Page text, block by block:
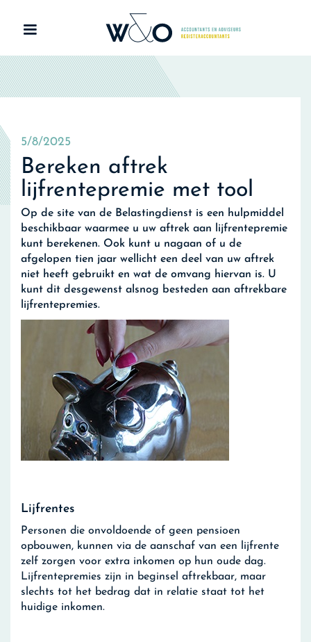
5/8/2025
Bereken aftrek
lijfrentepremie met tool
Op de site van de Belastingdienst is een hulpmiddel
beschikbaar waarmee u uw aftrek aan lijfrentepremie
kunt berekenen. Ook kunt u nagaan of u de
afgelopen tien jaar wellicht een deel van uw aftrek
niet heeft gebruikt en wat de omvang hiervan is. U
kunt dit desgewenst alsnog besteden aan aftrekbare
lijfrentepremies.
Lijfrentes
Personen die onvoldoende of geen pensioen
opbouwen, kunnen via de aanschaf van een lijfrente
zelf zorgen voor extra inkomen op hun oude dag.
Lijfrentepremies zijn in beginsel aftrekbaar, maar
slechts tot het bedrag dat in relatie staat tot het
huidige inkomen.